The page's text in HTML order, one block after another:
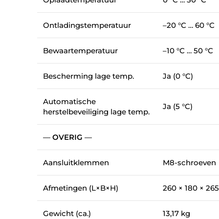
Ontladingstemperatuur –20 °C … 60 °C
Bewaartemperatuur –10 °C … 50 °C
Bescherming lage temp. Ja (0 °C)
Automatische
herstelbeveiliging lage temp.
Ja (5 °C)
— OVERIG —
Aansluitklemmen M8-schroeven
Afmetingen (L×B×H) 260 × 180 ×
Gewicht (ca.) 13,17 kg